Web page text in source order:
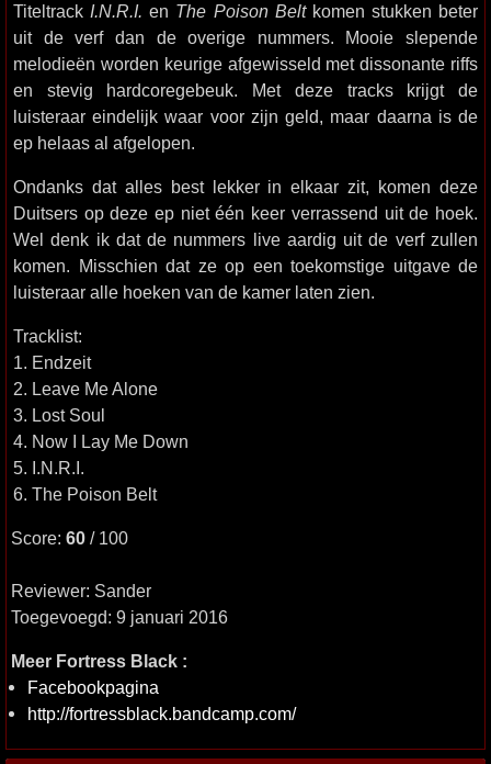
Titeltrack I.N.R.I. en The Poison Beltkomen stukken beter
uit de verf dan de overige nummers. Mooie slepende
melodieën worden keurige afgewisseld met dissonante riffs
en stevig hardcoregebeuk. Met deze tracks krijgt de
luisteraar eindelijk waar voor zijn geld, maar daarna is de
ep helaas al afgelopen.
Ondanks dat alles best lekker in elkaar zit, komen deze
Duitsers op deze ep niet één keer verrassend uit de hoek.
Wel denk ik dat de nummers live aardig uit de verf zullen
komen. Misschien dat ze op een toekomstige uitgave de
luisteraar alle hoeken van de kamer laten zien.
Tracklist:
1. Endzeit
2. Leave Me Alone
3. Lost Soul
4. Now I Lay Me Down
5. I.N.R.I.
6. The Poison Belt
Score: 60 / 100
Reviewer: Sander
Toegevoegd: 9 januari 2016
Meer Fortress Black :
Facebookpagina
http://fortressblack.bandcamp.com/